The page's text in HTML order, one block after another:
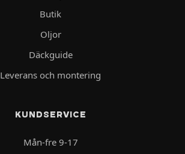
Butik
Oljor
Däckguide
Leverans och montering
KUNDSERVICE
Mån-fre 9-17